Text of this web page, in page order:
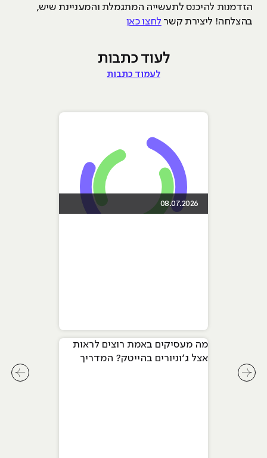
הזדמנות להיכנס לתעשייה המתגמלת והמעניינת שיש,
בהצלחה! ליצירת קשר לחצו כאן
לעוד כתבות
לעמוד כתבות
08.07.2026
מה מעסיקים באמת רוצים לראות
אצל ג׳וניורים בהייטק? המדריך
לחץ לחץ לשיקופית קודמת בסליידר מאמרים